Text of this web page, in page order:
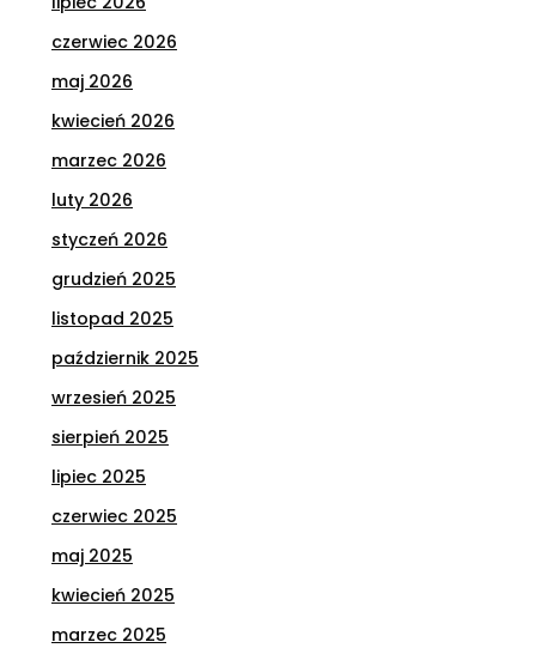
czerwiec 2026
maj 2026
kwiecień 2026
marzec 2026
luty 2026
styczeń 2026
grudzień 2025
listopad 2025
październik 2025
wrzesień 2025
sierpień 2025
lipiec 2025
czerwiec 2025
maj 2025
kwiecień 2025
marzec 2025